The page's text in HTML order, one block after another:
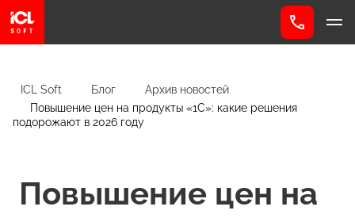
ICL Soft Блог
Архив новостей
Повышение цен на продукты «1С»: какие решения
подорожают в 2026 году
Повышение цен на